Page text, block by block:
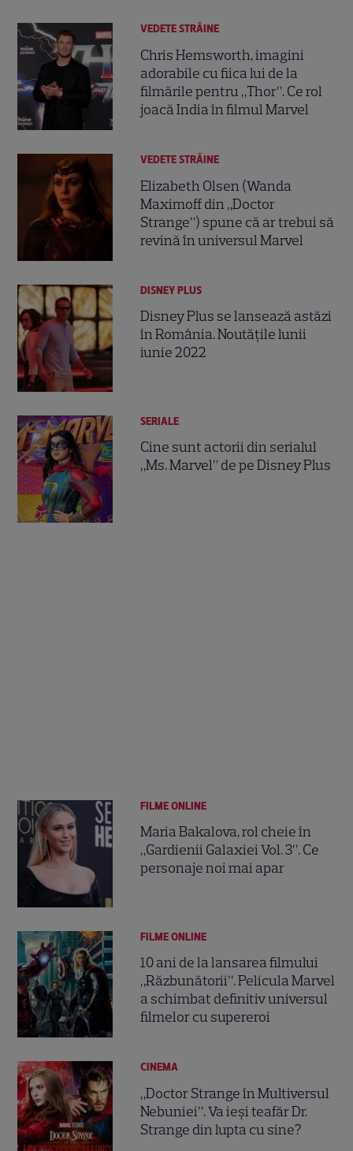
VEDETE STRĂINE
Chris Hemsworth, imagini
adorabile cu fiica lui de la
filmările pentru „Thor”. Ce rol
joacă India în filmul Marvel
VEDETE STRĂINE
Elizabeth Olsen (Wanda
Maximoff din „Doctor
Strange”) spune că ar trebui să
revină în universul Marvel
DISNEY PLUS
Disney Plus se lansează astăzi
în România. Noutățile lunii
iunie 2022
SERIALE
Cine sunt actorii din serialul
„Ms. Marvel” de pe Disney Plus
FILME ONLINE
Maria Bakalova, rol cheie în
„Gardienii Galaxiei Vol. 3”. Ce
personaje noi mai apar
FILME ONLINE
10 ani de la lansarea filmului
„Răzbunătorii”. Pelicula Marvel
a schimbat definitiv universul
filmelor cu supereroi
CINEMA
„Doctor Strange în Multiversul
Nebuniei”. Va ieși teafăr Dr.
Strange din lupta cu sine?